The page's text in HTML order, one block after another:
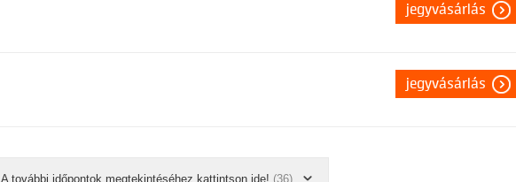
jegyvásárlás
jegyvásárlás
A további időpontok megtekintéséhez kattintson ide! (36)